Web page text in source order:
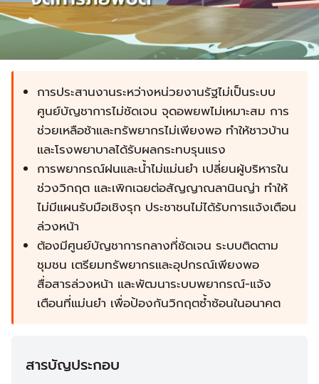
การประสานงานระหว่างหน่วยงานรัฐไม่เป็นระบบ
ศูนย์บัญชาการไม่ชัดเจน จุดอพยพไม่เหมาะสม การ
ช่วยเหลือช้าและทรัพยากรไม่เพียงพอ ทำให้ชาวบ้าน
และโรงพยาบาลได้รับผลกระทบรุนแรง
การพยากรณ์ฝนและน้ำไม่แม่นยำ เปลี่ยนผู้บริหารใน
ช่วงวิกฤต และเพิกเฉยต่อสัญญาณลานินญ่า ทำให้
ไม่มีแผนรับมือเชิงรุก ประชาชนไม่ได้รับการแจ้งเตือน
ล่วงหน้า
ต้องมีศูนย์บัญชาการกลางที่ชัดเจน ระบบติดตาม
ชุมชน เตรียมทรัพยากรและอุปกรณ์เพียงพอ
สื่อสารล่วงหน้า และพัฒนาระบบพยากรณ์-แจ้ง
เตือนที่แม่นยำ เพื่อป้องกันวิกฤตซ้ำซ้อนในอนาคต
สารบัญประกอบ